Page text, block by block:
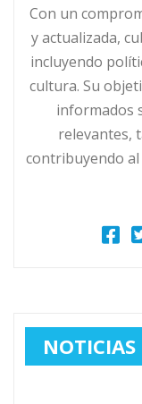
Con un
y actualizada,
incluyendo
cultura. Su
informados
relevantes,
contribuyendo